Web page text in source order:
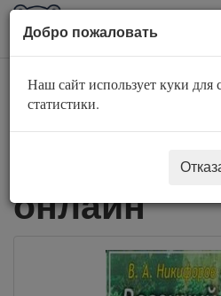
AuBook.org
Жанры Повесть
Повесть -
онлайн
Добро пожаловать
Наш сайт использует куки для
статистики.